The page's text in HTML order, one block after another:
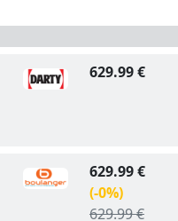
629.99 €
629.99 €
(-0%)
629.99 €